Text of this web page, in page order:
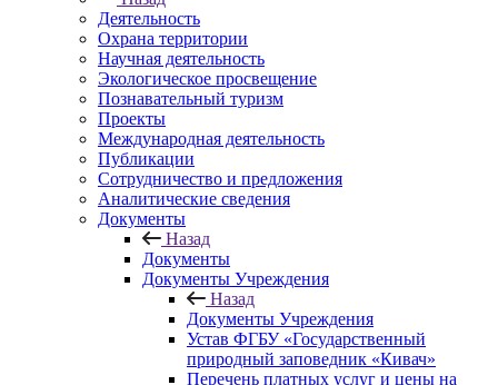
Деятельность
Охрана территории
Научная деятельность
Экологическое просвещение
Познавательный туризм
Проекты
Международная деятельность
Публикации
Сотрудничество и предложения
Аналитические сведения
Документы
Назад
Документы
Документы Учреждения
Назад
Документы Учреждения
Устав ФГБУ «Государственный
природный заповедник «Кивач»
Перечень платных услуг и цены на